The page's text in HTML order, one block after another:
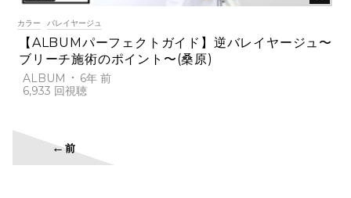
カラー バレイヤージュ
【ALBUMパーフェクトガイド】逆バレイヤージュ〜
ブリーチ施術のポイント〜(桑原)
ALBUM
6年 前
6,933
←前